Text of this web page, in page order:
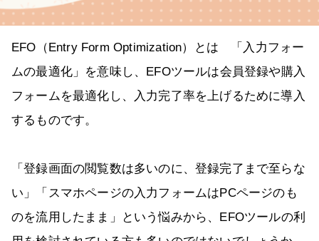
EFO（Entry Form Optimization）とは 「入力フォー
ムの最適化」を意味し、EFOツールは会員登録や購入
フォームを最適化し、入力完了率を上げるために導入
するものです。
「登録画面の閲覧数は多いのに、登録完了まで至らな
い」「スマホページの入力フォームはPCページのも
のを流用したまま」という悩みから、EFOツールの利